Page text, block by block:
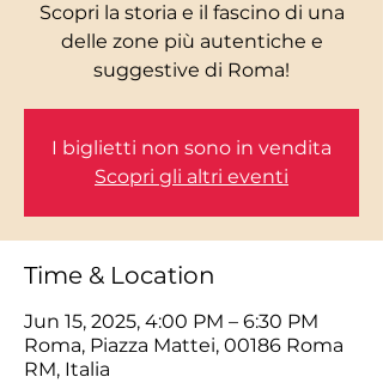
Scopri la storia e il fascino di una
delle zone più autentiche e
I biglietti non sono in vendita
Scopri gli altri eventi
Time & Location
Jun 15, 2025, 4:00 PM – 6:30 PM
Roma, Piazza Mattei, 00186 Roma
RM, Italia